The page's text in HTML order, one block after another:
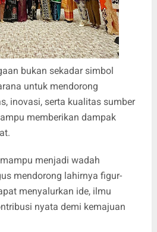
bukan sekadar simbol
untuk mendorong
inovasi, serta kualitas sumber
memberikan dampak
menjadi wadah
mendorong lahirnya figur-
menyalurkan ide, ilmu
nyata demi kemajuan